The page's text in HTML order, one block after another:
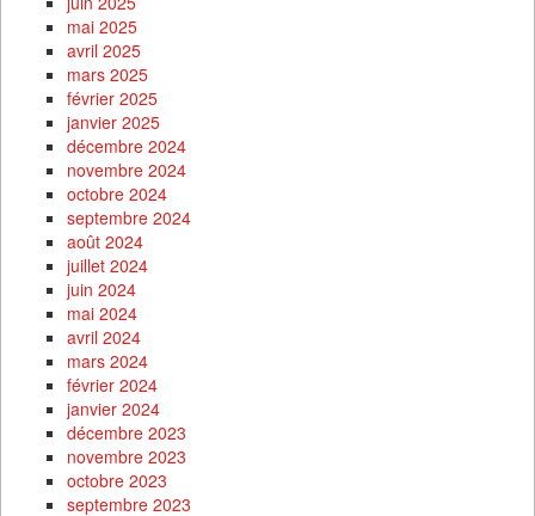
mai 2025
avril 2025
mars 2025
février 2025
janvier 2025
décembre 2024
novembre 2024
octobre 2024
septembre 2024
août 2024
juillet 2024
juin 2024
mai 2024
avril 2024
mars 2024
février 2024
janvier 2024
décembre 2023
novembre 2023
octobre 2023
septembre 2023